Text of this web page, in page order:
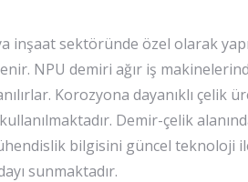
inşaat sektöründe özel olarak
NPU demiri ağır iş
Korozyona dayanıklı
Demir-çelik
bilgisini güncel teknoloji
sunmaktadır.